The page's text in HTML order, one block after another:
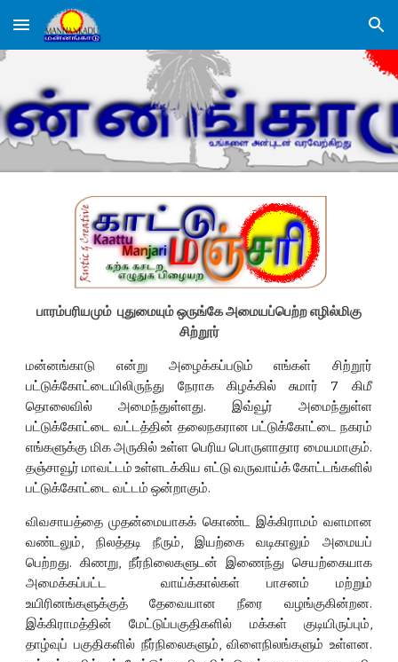
Skip to main content Skip to navigation
பாரம்பரியமும் புதுமையும் ஒருங்கே அமையப்பெற்ற எழில்மிகு
சிற்றூர்
மன்னங்காடு என்று அழைக்கப்படும் எங்கள் சிற்றூர்
பட்டுக்கோட்டையிலிருந்து நேராக கிழக்கில் சுமார் 7 கிமீ
தொலைவில் அமைந்துள்ளது. இவ்வூர் அமைந்துள்ள
பட்டுக்கோட்டை வட்டத்தின் தலைநகரான பட்டுக்கோட்டை நகரம்
எங்களுக்கு மிக அருகில் உள்ள பெரிய பொருளாதார மையமாகும்.
தஞ்சாவூர் மாவட்டம் உள்ளடக்கிய எட்டு வருவாய்க் கோட்டங்களில்
பட்டுக்கோட்டை வட்டம் ஒன்றாகும்.
விவசாயத்தை முதன்மையாகக் கொண்ட இக்கிராமம் வளமான
வண்டலும், நிலத்தடி நீரும், இயற்கை வடிகாலும் அமையப்
பெற்றது. கிணறு, நீர்நிலைகளுடன் இணைந்து செயற்கையாக
அமைக்கப்பட்ட வாய்க்கால்கள் பாசனம் மற்றும்
உயிரினங்களுக்குத் தேவையான நீரை வழங்குகின்றன.
இக்கிராமத்தின் மேட்டுப்பகுதிகளில் மக்கள் குடியிருப்பும்,
தாழ்வுப் பகுதிகளில் நீர்நிலைகளும், விளைநிலங்களும் உள்ளன.